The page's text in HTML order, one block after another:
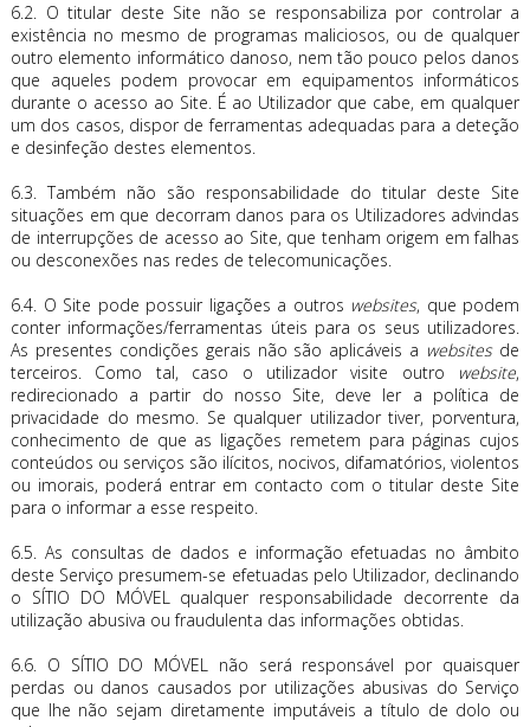
6.2. O titular deste Site não se responsabiliza por controlar a
existência no mesmo de programas maliciosos, ou de qualquer
outro elemento informático danoso, nem tão pouco pelos danos
que aqueles podem provocar em equipamentos informáticos
durante o acesso ao Site. É ao Utilizador que cabe, em qualquer
um dos casos, dispor de ferramentas adequadas para a deteção
e desinfeção destes elementos.
6.3. Também não são responsabilidade do titular deste Site
situações em que decorram danos para os Utilizadores advindas
de interrupções de acesso ao Site, que tenham origem em falhas
ou desconexões nas redes de telecomunicações.
6.4. O Site pode possuir ligações a outros websites, que podem
conter informações/ferramentas úteis para os seus utilizadores.
As presentes condições gerais não são aplicáveis a websites de
terceiros. Como tal, caso o utilizador visite outro
website,
redirecionado a partir do nosso Site, deve ler a política de
privacidade do mesmo. Se qualquer utilizador tiver, porventura,
conhecimento de que as ligações remetem para páginas cujos
conteúdos ou serviços são ilícitos, nocivos, difamatórios, violentos
ou imorais, poderá entrar em contacto com o titular deste Site
para o informar a esse respeito.
6.5. As consultas de dados e informação efetuadas no âmbito
deste Serviço presumem-se efetuadas pelo Utilizador, declinando
o SÍTIO DO MÓVEL qualquer responsabilidade decorrente da
utilização abusiva ou fraudulenta das informações obtidas.
6.6. O SÍTIO DO MÓVEL não será responsável por quaisquer
perdas ou danos causados por utilizações abusivas do Serviço
que lhe não sejam diretamente imputáveis a título de dolo ou